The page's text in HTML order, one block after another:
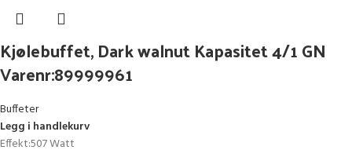
Kjølebuffet, Dark walnut Kapasitet 4/1 GN
Varenr:89999961
Buffeter
Legg i handlekurv
Effekt:507 Watt